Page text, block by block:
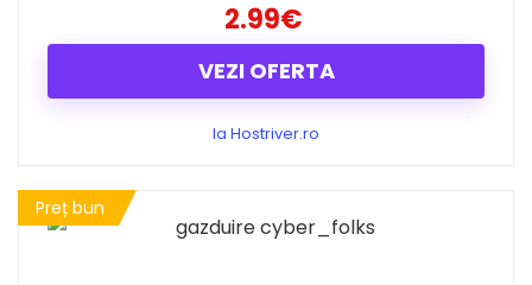
2.99€
VEZI OFERTA
la Hostriver.ro
Preț bun